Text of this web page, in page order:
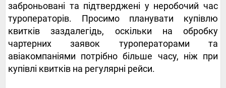
заброньовані та підтверджені у неробочий час
туроператорів. Просимо планувати купівлю
квитків заздалегідь, оскільки на обробку
чартерних заявок туроператорами та
авіакомпаніями потрібно більше часу, ніж при
купівлі квитків на регулярні рейси.